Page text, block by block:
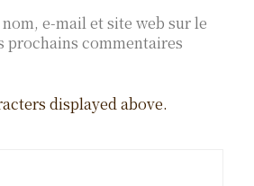
e-mail et site web sur le
prochains commentaires
displayed above.